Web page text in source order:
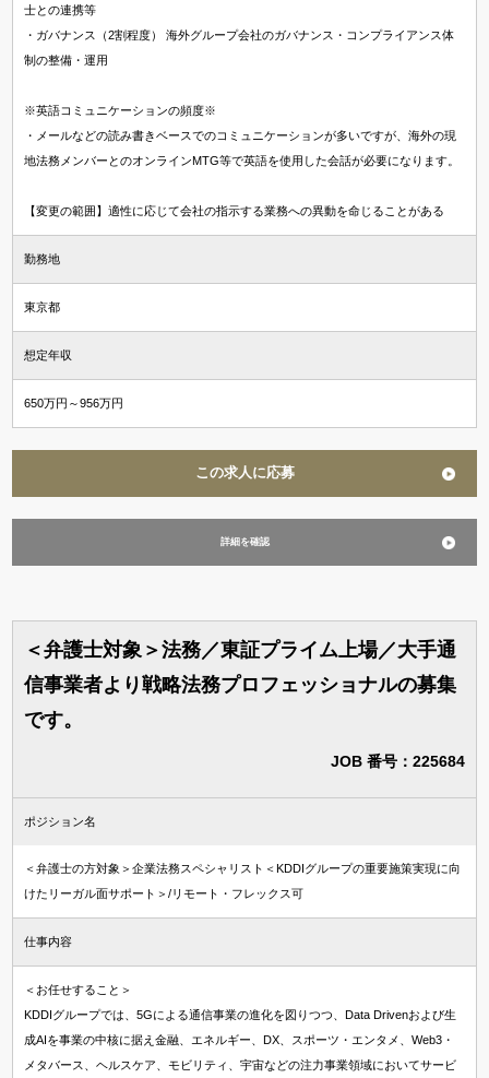
士との連携等
・ガバナンス（2割程度） 海外グループ会社のガバナンス・コンプライアンス体
制の整備・運用
※英語コミュニケーションの頻度※
・メールなどの読み書きベースでのコミュニケーションが多いですが、海外の現
地法務メンバーとのオンラインMTG等で英語を使用した会話が必要になります。
【変更の範囲】適性に応じて会社の指示する業務への異動を命じることがある
勤務地
東京都
想定年収
650万円～956万円
この求人に応募
詳細を確認
＜弁護士対象＞法務／東証プライム上場／大手通
信事業者より戦略法務プロフェッショナルの募集
です。
JOB 番号：225684
ポジション名
＜弁護士の方対象＞企業法務スペシャリスト＜KDDIグループの重要施策実現に向
けたリーガル面サポート＞/リモート・フレックス可
仕事内容
＜お任せすること＞
KDDIグループでは、5Gによる通信事業の進化を図りつつ、Data Drivenおよび生
成AIを事業の中核に据え金融、エネルギー、DX、スポーツ・エンタメ、Web3・
メタバース、ヘルスケア、モビリティ、宇宙などの注力事業領域においてサービ